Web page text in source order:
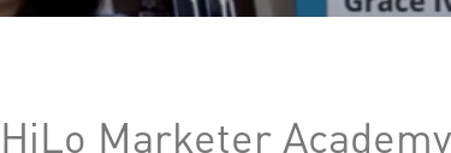
HiLo Marketer